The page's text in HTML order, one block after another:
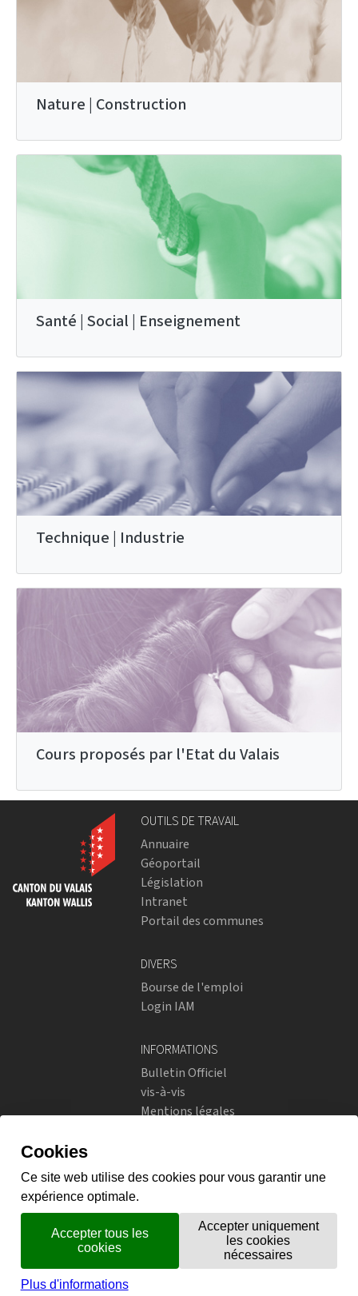
Nature | Construction
Santé | Social | Enseignement
Technique | Industrie
Cours proposés par l'Etat du Valais
OUTILS DE TRAVAIL
Annuaire
Géoportail
Législation
Intranet
Portail des communes
DIVERS
Bourse de l'emploi
Login IAM
INFORMATIONS
Bulletin Officiel
vis-à-vis
Mentions légales
Instagram
flickr